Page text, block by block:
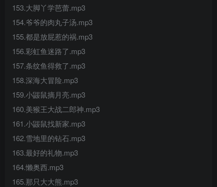
153.大脚丫学芭蕾.mp3
154.爷爷的肉丸子汤.mp3
155.都是放屁惹的祸.mp3
156.彩虹鱼迷路了.mp3
157.条纹鱼得救了.mp3
158.深海大冒险.mp3
159.小鼹鼠摘月亮.mp3
160.美猴王大战二郎神.mp3
161.小鼹鼠找新家.mp3
162.雪地里的钻石.mp3
163.最好的礼物.mp3
164.懒奥西.mp3
165.那只大大熊.mp3